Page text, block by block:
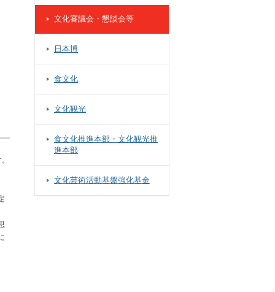
文化審議会・懇談会等
日本博
食文化
文化観光
食文化推進本部・文化観光推
進本部
文化芸術活動基盤強化基金